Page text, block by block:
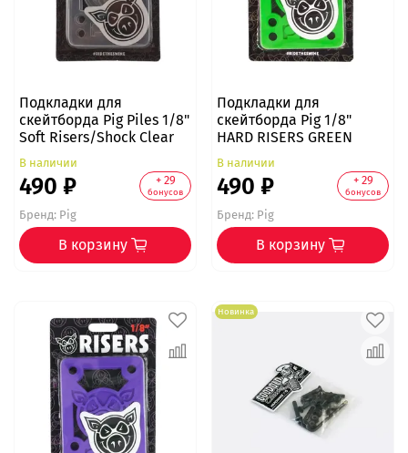
Подкладки для
скейтборда Pig Piles 1/8"
Soft Risers/Shock Clear
В наличии
490 ₽ + 29
бонусов
Бренд:Pig
В корзину
Подкладки для
скейтборда Pig 1/8"
HARD RISERS GREEN
В наличии
490 ₽ + 29
бонусов
Бренд:Pig
В корзину
Новинка